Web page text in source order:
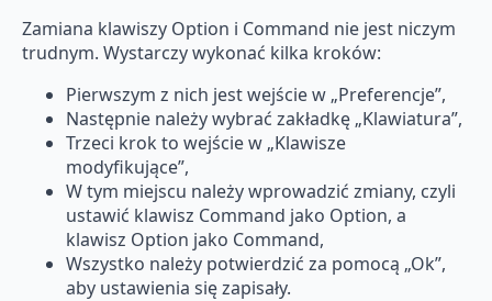
Zamiana klawiszy Option i Command nie jest niczym
trudnym. Wystarczy wykonać kilka kroków:
Pierwszym z nich jest wejście w „Preferencje”,
Następnie należy wybrać zakładkę „Klawiatura”,
Trzeci krok to wejście w „Klawisze
modyfikujące”,
W tym miejscu należy wprowadzić zmiany, czyli
ustawić klawisz Command jako Option, a
klawisz Option jako Command,
Wszystko należy potwierdzić za pomocą „Ok”,
aby ustawienia się zapisały.